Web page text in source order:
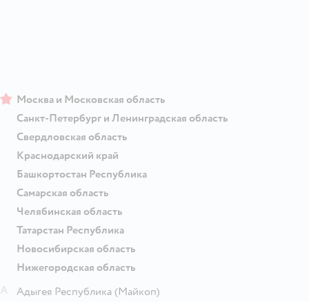
Москва и Московская область
Санкт-Петербург и Ленинградская область
Свердловская область
Краснодарский край
Башкортостан Республика
Самарская область
Челябинская область
Татарстан Республика
Новосибирская область
Нижегородская область
Адыгея Республика (Майкоп)